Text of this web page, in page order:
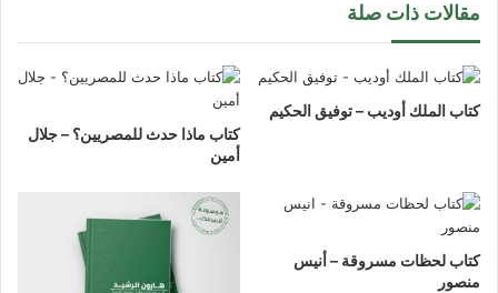
مقالات ذات صلة
كتاب الملك أوديب – توفيق الحكيم
كتاب ماذا حدث للمصريين؟ – جلال
أمين
كتاب لحظات مسروقة – أنيس
منصور